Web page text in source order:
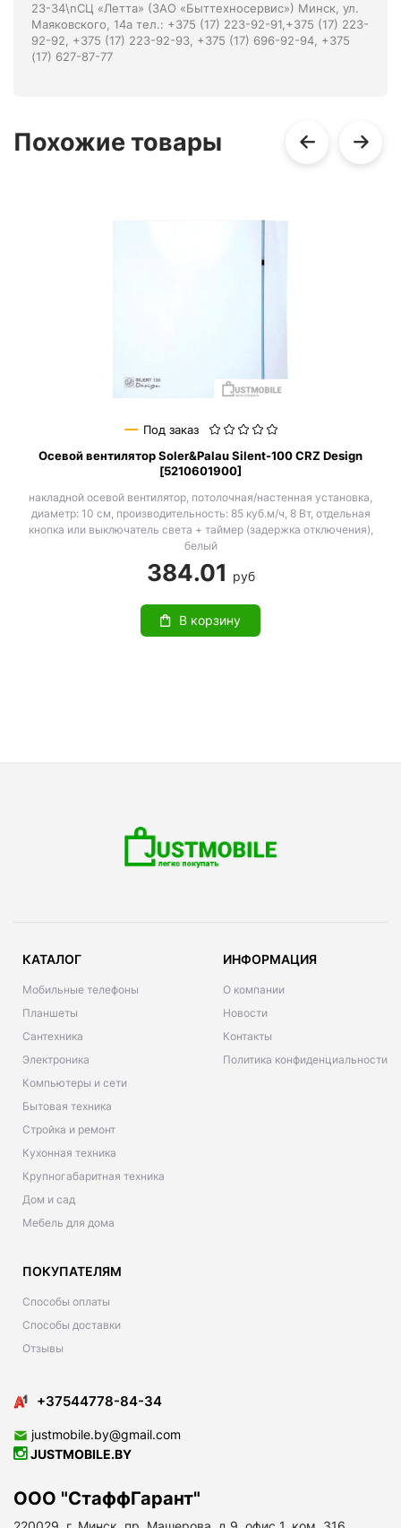
23-34\nСЦ «Летта» (ЗАО «Быттехносервис») Минск, ул.
Маяковского, 14а тел.: +375 (17) 223-92-91,+375 (17) 223-
92-92, +375 (17) 223-92-93, +375 (17) 696-92-94, +375
(17) 627-87-77
Похожие товары
Под заказ
Осевой вентилятор Soler&Palau Silent-100 CRZ Design
[5210601900]
накладной осевой вентилятор, потолочная/настенная установка,
диаметр: 10 см, производительность: 85 куб.м/ч, 8 Вт, отдельная
кнопка или выключатель света + таймер (задержка отключения),
белый
384.01 руб
В корзину
КАТАЛОГ
Мобильные телефоны
Планшеты
Сантехника
Электроника
Компьютеры и сети
Бытовая техника
Стройка и ремонт
Кухонная техника
Крупногабаритная техника
Дом и сад
Мебель для дома
ИНФОРМАЦИЯ
О компании
Новости
Контакты
Политика конфиденциальности
ПОКУПАТЕЛЯМ
Способы оплаты
Способы доставки
Отзывы
+37544778-84-34
justmobile.by@gmail.com
JUSTMOBILE.BY
ООО "СтаффГарант"